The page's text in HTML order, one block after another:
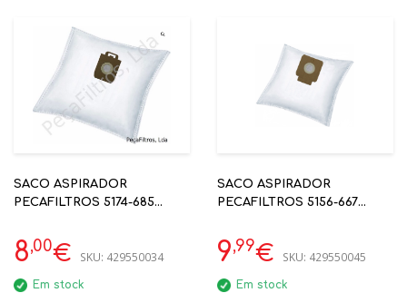
SACO ASPIRADOR
PECAFILTROS 5174-685
8,00€ SKU: 429550034
Em stock
SACO ASPIRADOR
PECAFILTROS 5156-667
9,99€ SKU: 429550045
Em stock